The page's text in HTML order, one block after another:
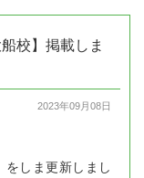
校】掲載しま
2023年09月08日
をしま更新しまし